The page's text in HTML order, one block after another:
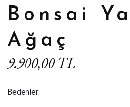
Bonsai
Ağaç
9.900,00 TL
Bedenler: